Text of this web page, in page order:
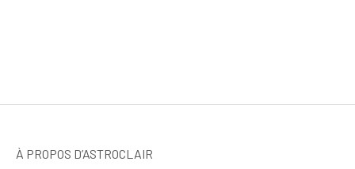
À PROPOS D’ASTROCLAIR